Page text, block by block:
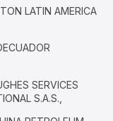
LATIN AMERICA
SERVICES
S.A.S.,